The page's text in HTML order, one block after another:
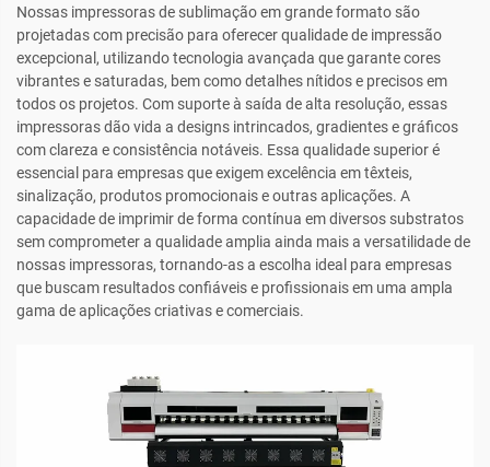
Nossas impressoras de sublimação em grande formato são
projetadas com precisão para oferecer qualidade de impressão
excepcional, utilizando tecnologia avançada que garante cores
vibrantes e saturadas, bem como detalhes nítidos e precisos em
todos os projetos. Com suporte à saída de alta resolução, essas
impressoras dão vida a designs intrincados, gradientes e gráficos
com clareza e consistência notáveis. Essa qualidade superior é
essencial para empresas que exigem excelência em têxteis,
sinalização, produtos promocionais e outras aplicações. A
capacidade de imprimir de forma contínua em diversos substratos
sem comprometer a qualidade amplia ainda mais a versatilidade de
nossas impressoras, tornando-as a escolha ideal para empresas
que buscam resultados confiáveis e profissionais em uma ampla
gama de aplicações criativas e comerciais.